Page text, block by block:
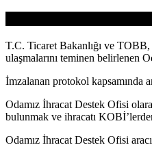
T.C. Ticaret Bakanlığı ve TOBB,
ulaşmalarını teminen belirlenen
İmzalanan protokol kapsamında
Odamız İhracat Destek Ofisi
bulunmak ve ihracatı
Odamız İhracat Destek Ofisi